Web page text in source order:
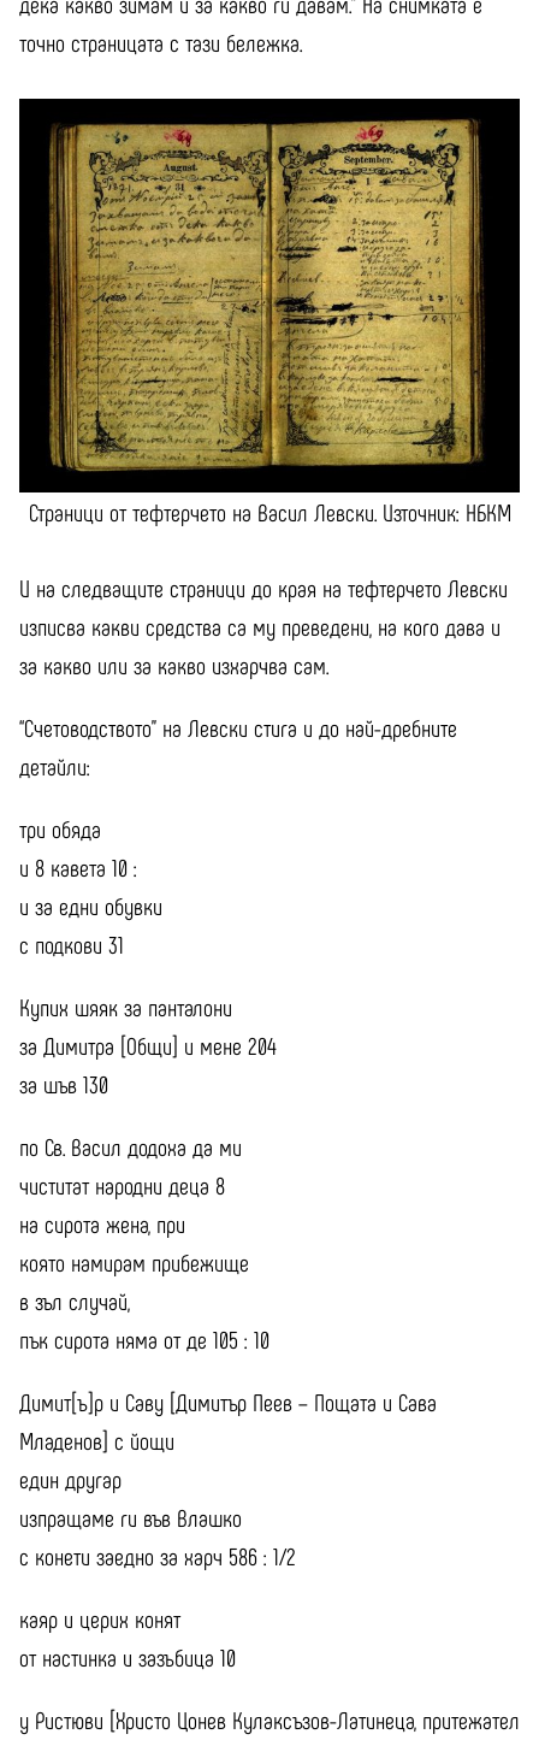
точно страницата с тази бележка.
Страници от тефтерчето на Васил Левски. Източник: НБКМ
И на следващите страници до края на тефтерчето Левски
изписва какви средства са му преведени, на кого дава и
за какво или за какво изхарчва сам.
“Счетоводството” на Левски стига и до най-дребните
детайли:
три обяда
и 8 кавета 10 :
и за едни обувки
с подкови 31
Купих шяяк за панталони
за Димитра [Общи] и мене 204
за шъв 130
по Св. Васил додоха да ми
чиститат народни деца 8
на сирота жена, при
която намирам прибежище
в зъл случай,
пък сирота няма от де 105 : 10
Димит[ъ]р и Саву [Димитър Пеев – Пощата и Сава
Младенов] с йощи
един другар
изпращаме ги във Влашко
с конети заедно за харч 586 : 1/2
каяр и церих конят
от настинка и зазъбица 10
у Ристюви [Христо Цонев Кулаксъзов-Латинеца, притежател